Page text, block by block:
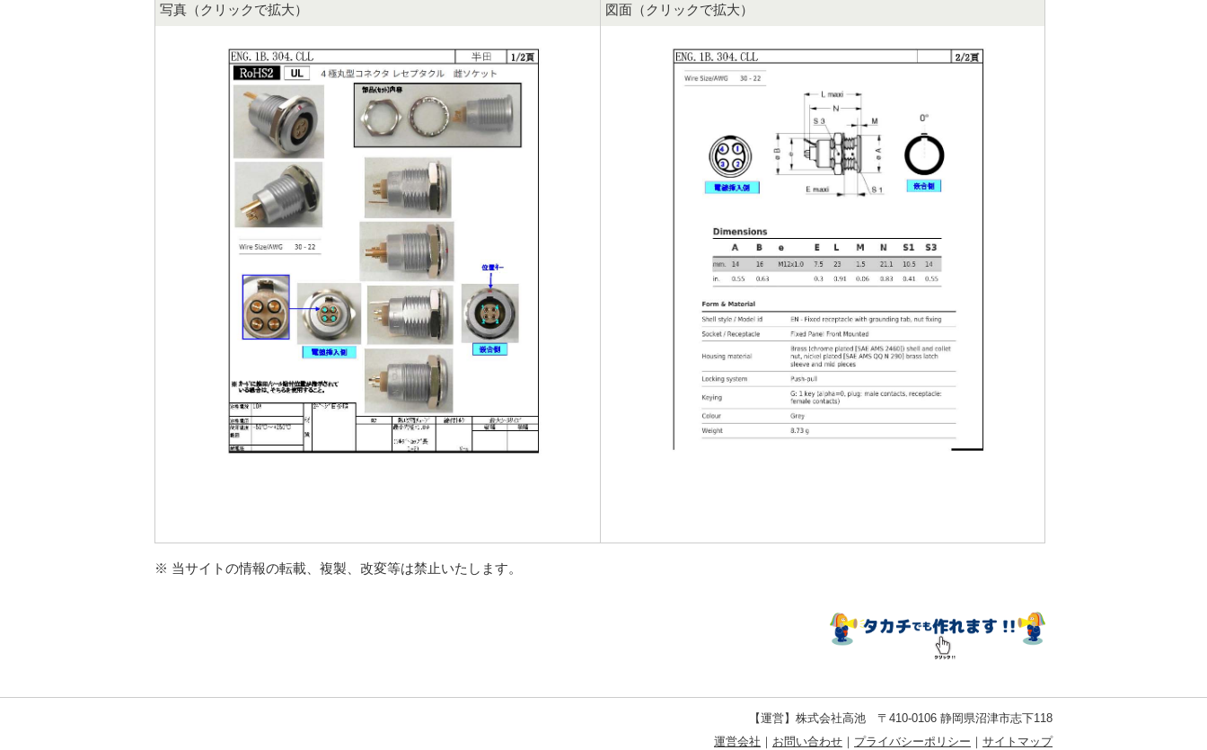
写真（クリックで拡大） 図面（クリックで拡大）
※ 当サイトの情報の転載、複製、改変等は禁止いたします。
【運営】株式会社高池 〒410-0106 静岡県沼津市志下118
運営会社 ｜ お問い合わせ ｜ プライバシーポリシー ｜ サイトマップ